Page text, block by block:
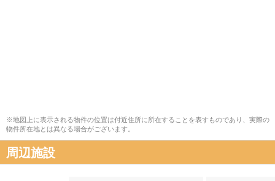
※地図上に表示される物件の位置は付近住所に所在することを表すものであり、実際の
物件所在地とは異なる場合がございます。
周辺施設